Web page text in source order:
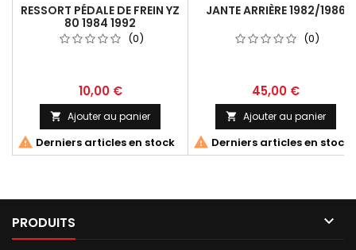
RESSORT PÉDALE DE FREIN YZ
80 1984 1992
(0)
10,00 €
 Ajouter au panier
 Derniers articles en stock
JANTE ARRIÈRE 1982/1986
(0)
45,00 €
 Ajouter au panier
 Derniers articles en stock
PRODUITS 